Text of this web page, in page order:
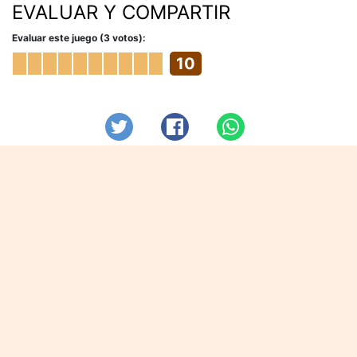
EVALUAR Y COMPARTIR
Evaluar este juego (3 votos):
10